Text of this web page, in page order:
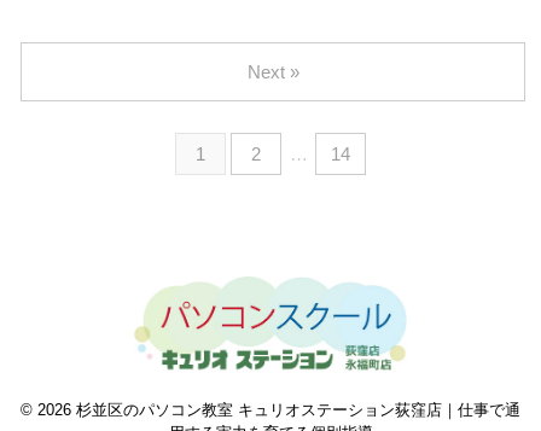
た。これにより、それ以前のバー
展開に……。 結果的にメーカー
サポートに部品を無償で送っても
らうことができたのですが、この
とめます。 どんなエラーが起き
たの？ 本体の画面にこんなメッ
セージが表示されて、印刷が止ま
りました。 「ノズル温度に異常
が検出されました。」 ...
は、教室のご利用およびパソコン
修理の受付・対応をお休みさせて
いただきます。 ■営業再開日
2026年5月8日（金）12:00〜 通
常営業 なお、休業期間中にいた
返信させていただきます。 ご不
便をおかけいたしますが、何卒よ
ろしくお願いい ...
1 2 … 14
Next »
© 2026 杉並区のパソコン教室 キュリオステーション荻窪店｜仕事で通